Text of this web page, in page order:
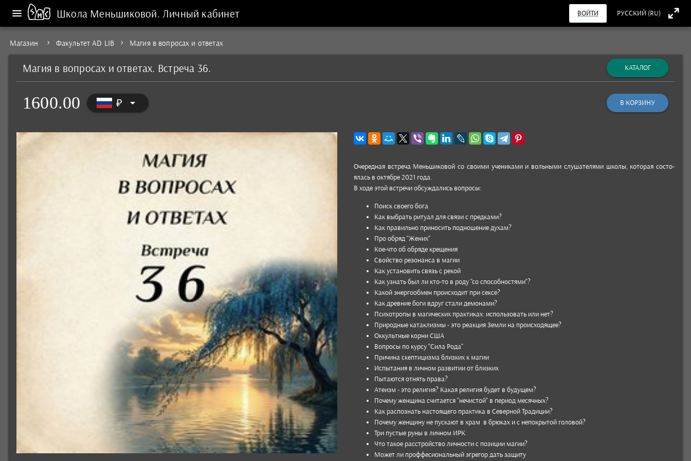
Школа Меньшиковой. Личный кабинет ВОЙТИ РУССКИЙ (RU)
Магазин Факультет AD LIB Магия в вопросах и ответах
Магия в вопросах и ответах. Встреча 36. КАТАЛОГ
1600.00 ₽ arrow_drop_down В КОРЗИНУ
Очеред­ная встреча Мень­шико­вой со сво­ими уче­никами и воль­ными слу­шате­лями школы, кото­рая состо­
ялась в ок­тябре 2021 года.
В ходе этой встречи обсуж­дались воп­росы:
Поиск сво­его бога
Как выб­рать ритуал для связи с пред­ками?
Как пра­виль­но при­носить под­ноше­ние духам?
Про обряд "Жених"
Кое-что об обряде кре­щения
Свой­ство резо­нанса в магии
Как уста­новить связь с рекой
Как узнать был ли кто-то в роду "со спо­соб­ностями"?
Какой энерго­обмен про­исхо­дит при сексе?
Как древ­ние боги вдруг стали демо­нами?
Психот­ропы в маги­чес­ких прак­тиках: исполь­зовать или нет?
Природ­ные катак­лизмы - это реак­ция Земли на про­исхо­дящее?
Оккуль­тные корни США
Вопросы по курсу "Сила Рода"
Причина скеп­тицизма близ­ких к магии
Испы­тания в лич­ном раз­витии от близ­ких
Пыта­ются отнять права?
Атеизм - это рели­гия? Какая рели­гия будет в буду­щем?
Почему жен­щина счита­ется "нечис­той" в период месяч­ных?
Как рас­познать насто­ящего прак­тика в Север­ной Тради­ции?
Почему жен­щину не пус­кают в храм в брю­ках и с непок­рытой голо­вой?
Три пус­тые руны в лич­ном ИРК
Что такое расс­трой­ство лич­ности с пози­ции магии?
Может ли проф­феси­ональ­ный эгре­гор дать защиту